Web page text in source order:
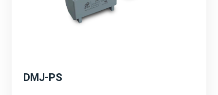
DMJ-PS